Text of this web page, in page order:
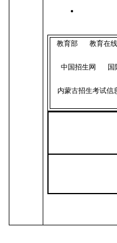
教育部 教育在线
中国招生网 国
内蒙古招生考试信